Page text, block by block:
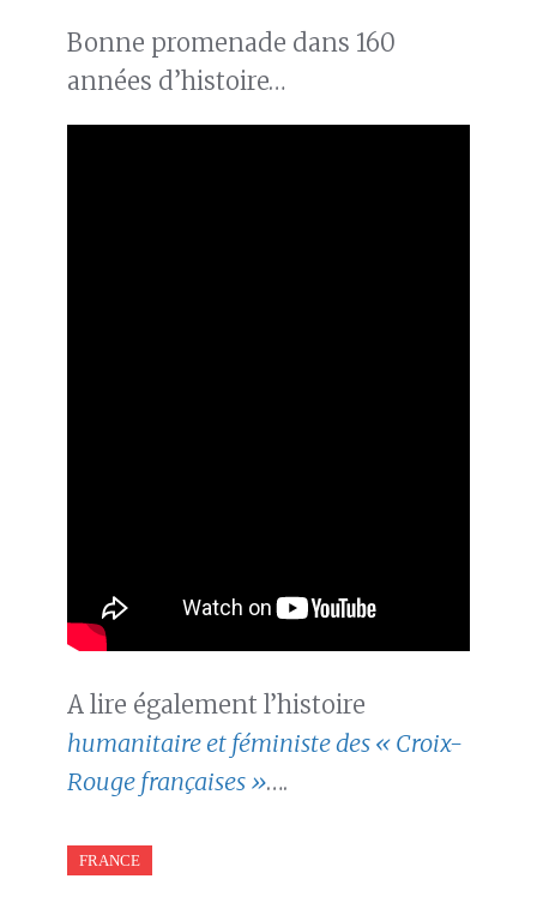
Bonne promenade dans 160
années d’histoire…
A lire également l’histoire
humanitaire et féministe des « Croix-
Rouge françaises »….
FRANCE